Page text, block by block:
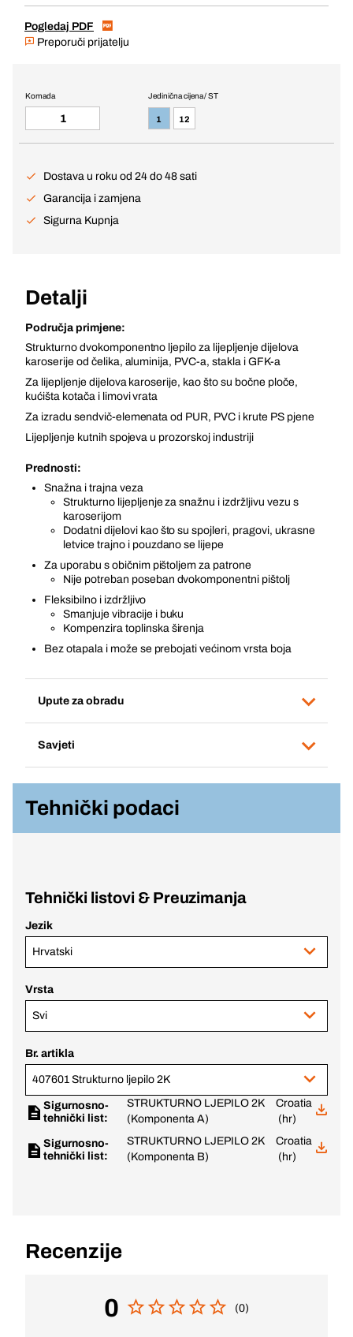
Pogledaj PDF
Preporuči prijatelju
Jedinična cijena / ST
1 12
Komada
Dostava u roku od 24 do 48 sati
Garancija i zamjena
Sigurna Kupnja
Detalji
Područja primjene:
Strukturno dvokomponentno ljepilo za lijepljenje dijelova
karoserije od čelika, aluminija, PVC-a, stakla i GFK-a
Za lijepljenje dijelova karoserije, kao što su bočne ploče,
kućišta kotača i limovi vrata
Za izradu sendvič-elemenata od PUR, PVC i krute PS pjene
Lijepljenje kutnih spojeva u prozorskoj industriji
Prednosti:
Snažna i trajna veza
Strukturno lijepljenje za snažnu i izdržljivu vezu s
karoserijom
Dodatni dijelovi kao što su spojleri, pragovi, ukrasne
letvice trajno i pouzdano se lijepe
Za uporabu s običnim pištoljem za patrone
Nije potreban poseban dvokomponentni pištolj
Fleksibilno i izdržljivo
Smanjuje vibracije i buku
Kompenzira toplinska širenja
Bez otapala i može se prebojati većinom vrsta boja
Upute za obradu
Savjeti
Tehnički podaci
Tehnički listovi & Preuzimanja
Jezik
Hrvatski
Vrsta
Svi
Br. artikla
407601 Strukturno ljepilo 2K
Sigurnosno-
tehnički list:
STRUKTURNO LJEPILO 2K
(Komponenta A)
Croatia
(hr)
Sigurnosno-
tehnički list:
STRUKTURNO LJEPILO 2K
(Komponenta B)
Croatia
(hr)
Recenzije
0 (0)